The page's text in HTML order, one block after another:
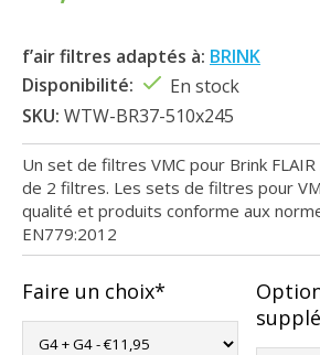
f’air filtres adaptés à: BRINK
Disponibilité:
En stock
SKU: WTW-BR37-510x245
Un set de filtres VMC pour Brink
de 2 filtres. Les sets de filtres pour
qualité et produits conforme aux
EN779:2012
Faire un choix*